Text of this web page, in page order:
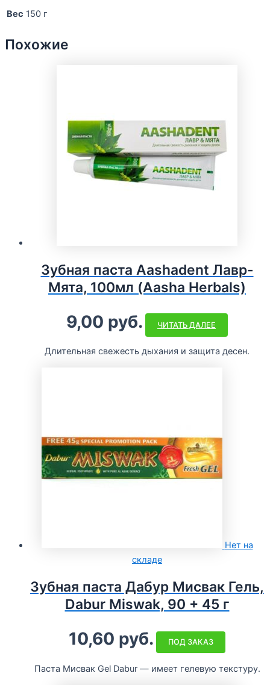
Вес 150 г
Похожие
Зубная паста Aashadent Лавр-
Мята, 100мл (Aasha Herbals)
9,00 руб. ЧИТАТЬ ДАЛЕЕ
Длительная свежесть дыхания и защита десен.
Нет на
складе
Зубная паста Дабур Мисвак Гель,
Dabur Miswak, 90 + 45 г
10,60 руб. ПОД ЗАКАЗ
Паста Мисвак Gel Dabur — имеет гелевую текстуру.